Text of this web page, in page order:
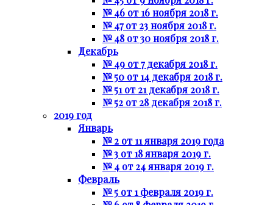
№ 46 от 16 ноября 2018 г.
№ 47 от 23 ноября 2018 г.
№ 48 от 30 ноября 2018 г.
Декабрь
№ 49 от 7 декабря 2018 г.
№ 50 от 14 декабря 2018 г.
№ 51 от 21 декабря 2018 г.
№ 52 от 28 декабря 2018 г.
2019 год
Январь
№ 2 от 11 января 2019 года
№ 3 от 18 января 2019 г.
№ 4 от 24 января 2019 г.
Февраль
№ 5 от 1 февраля 2019 г.